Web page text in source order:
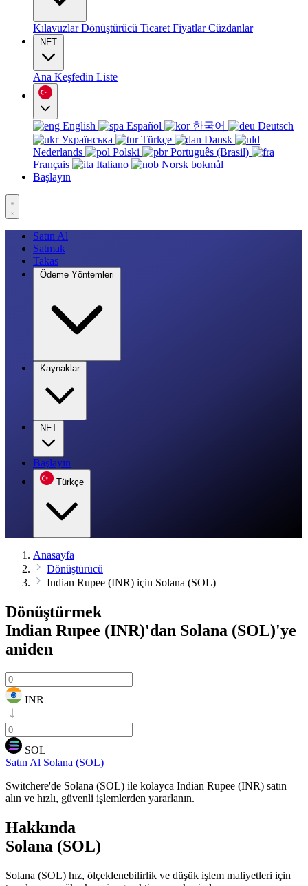
KılavuzlarDönüştürücü Ticaret FiyatlarCüzdanlar
NFT
Ana Keşfedin Liste
English Español 한국어
Deutsch
Українська
Türkçe
Dansk
Nederlands
Polski
Português (Brasil)
Français
Italiano
Norsk bokmål
Başlayın
Satın Al
Satmak
Takas
Ödeme Yöntemleri
Kaynaklar
NFT
Başlayın
Türkçe
Anasayfa
Dönüştürücü
Indian Rupee (INR) için Solana (SOL)
Dönüştürmek
Indian Rupee (INR)'dan Solana (SOL)'ye
aniden
INR
SOL
Satın Al Solana (SOL)
Switchere'de Solana (SOL) ile kolayca Indian Rupee (INR) satın
alın ve hızlı, güvenli işlemlerden yararlanın.
Hakkında
Solana (SOL)
Solana (SOL) hız, ölçeklenebilirlik ve düşük işlem maliyetleri için